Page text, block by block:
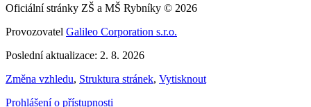
Oficiální stránky ZŠ a MŠ Rybníky © 2026
Provozovatel Galileo Corporation s.r.o.
Poslední aktualizace: 2. 8. 2026
Změna vzhledu, Struktura stránek, Vytisknout
Prohlášení o přístupnosti